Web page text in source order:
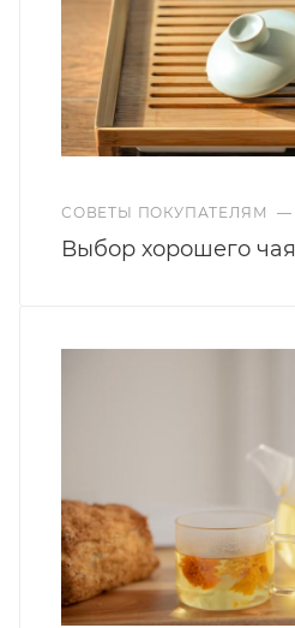
СОВЕТЫ ПОКУПАТЕЛЯМ —
Выбор хорошего чая